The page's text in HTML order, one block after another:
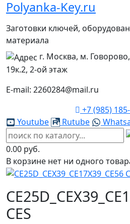
Polyanka-Key.ru
Заготовки ключей,
материала
г. Москва, м.
19к.2, 2-ой этаж
E-mail: 2260284@mail.ru
+7 (985)
Youtube
Rutube
0.00 руб.
В корзине нет ни одного
CES